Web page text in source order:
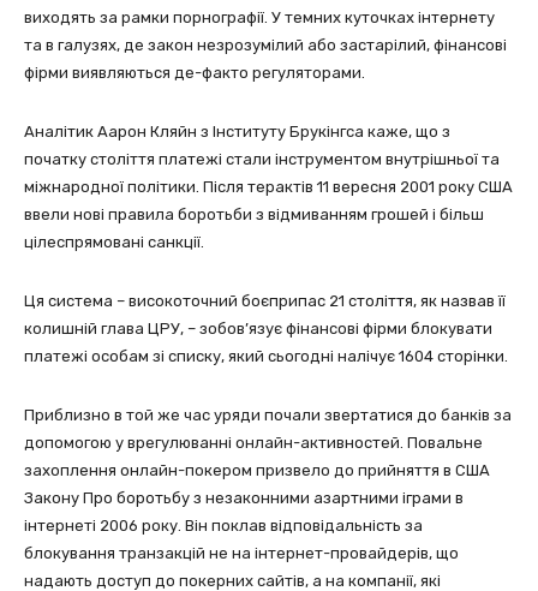
виходять за рамки порнографії. У темних куточках інтернету
та в галузях, де закон незрозумілий або застарілий, фінансові
фірми виявляються де-факто регуляторами.
Аналітик Аарон Кляйн з Інституту Брукінгса каже, що з
початку століття платежі стали інструментом внутрішньої та
міжнародної політики. Після терактів 11 вересня 2001 року США
ввели нові правила боротьби з відмиванням грошей і більш
цілеспрямовані санкції.
Ця система – високоточний боєприпас 21 століття, як назвав її
колишній глава ЦРУ, – зобов’язує фінансові фірми блокувати
платежі особам зі списку, який сьогодні налічує 1604 сторінки.
Приблизно в той же час уряди почали звертатися до банків за
допомогою у врегулюванні онлайн-активностей. Повальне
захоплення онлайн-покером призвело до прийняття в США
Закону Про боротьбу з незаконними азартними іграми в
інтернеті 2006 року. Він поклав відповідальність за
блокування транзакцій не на інтернет-провайдерів, що
надають доступ до покерних сайтів, а на компанії, які